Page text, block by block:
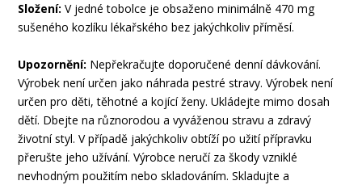
Složení: V jedné tobolce je obsaženo minimálně 470 mg
sušeného kozlíku lékařského bez jakýchkoliv příměsí.
Upozornění: Nepřekračujte doporučené denní dávkování.
Výrobek není určen jako náhrada pestré stravy. Výrobek není
určen pro děti, těhotné a kojící ženy. Ukládejte mimo dosah
dětí. Dbejte na různorodou a vyváženou stravu a zdravý
životní styl. V případě jakýchkoliv obtíží po užití přípravku
přerušte jeho užívání. Výrobce neručí za škody vzniklé
nevhodným použitím nebo skladováním. Skladujte a